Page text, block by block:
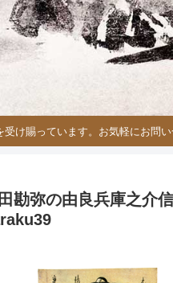
受け賜っています。お気軽にお問い
勘弥の由良兵庫之介